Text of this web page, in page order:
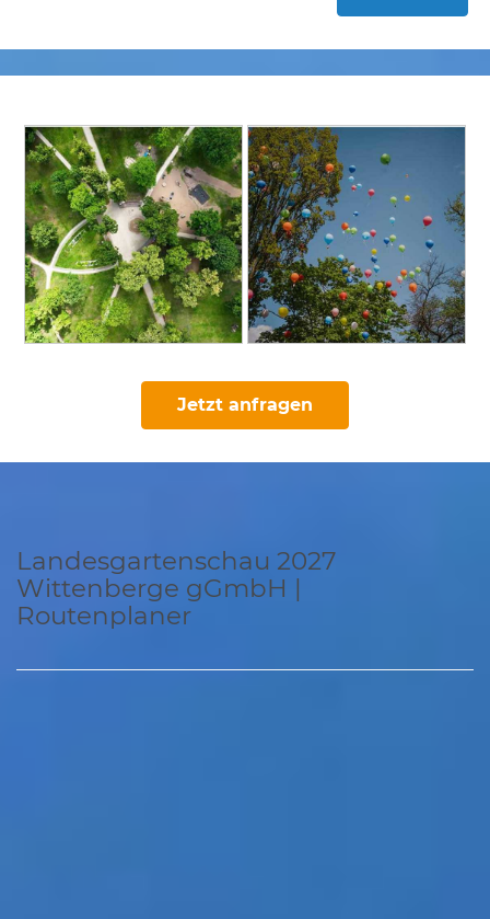
Jetzt anfragen
Landesgartenschau 2027
Wittenberge gGmbH |
Routenplaner